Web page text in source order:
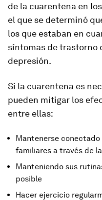
de la cuarentena en
el que se determinó
los que estaban en
síntomas de trastorno
depresión.
Si la cuarentena es
pueden mitigar los
entre ellas:
Mantenerse conectado
familiares a través de
Manteniendo sus
posible
Hacer ejercicio